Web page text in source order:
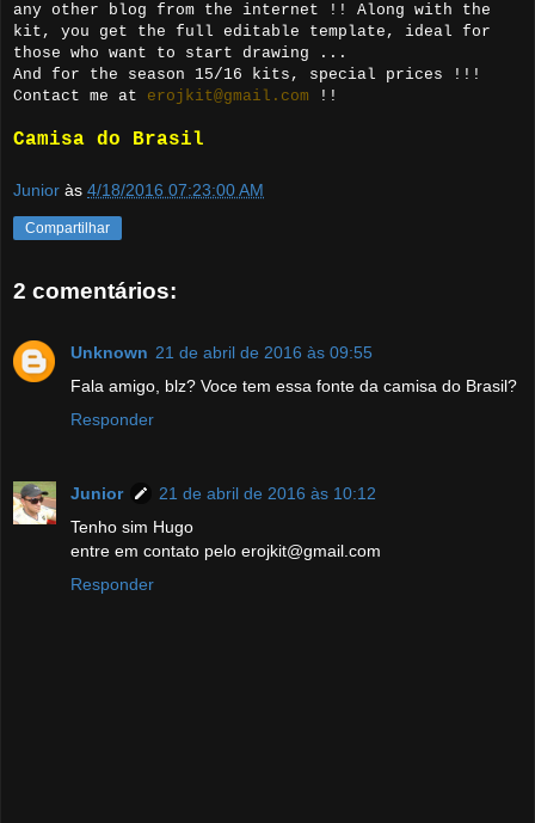
any other blog from the internet !! Along with the
kit, you get the full editable template, ideal for
those who want to start drawing ...
And for the season 15/16 kits, special prices !!!
Contact me at erojkit@gmail.com !!
Camisa do Brasil
Junior às 4/18/2016 07:23:00 AM
Compartilhar
2 comentários:
Unknown 21 de abril de 2016 às 09:55
Fala amigo, blz? Voce tem essa fonte da camisa do Brasil?
Responder
Junior
21 de abril de 2016 às 10:12
Tenho sim Hugo
entre em contato pelo erojkit@gmail.com
Responder